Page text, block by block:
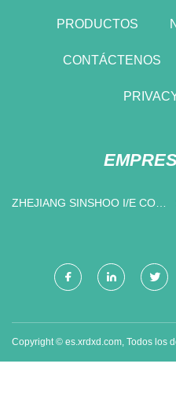
PRODUCTOS
CONTÁCTENOS
ZHEJIANG SINSHOO I/E CO.,
Copyright © es.xrdxd.com, Todos los